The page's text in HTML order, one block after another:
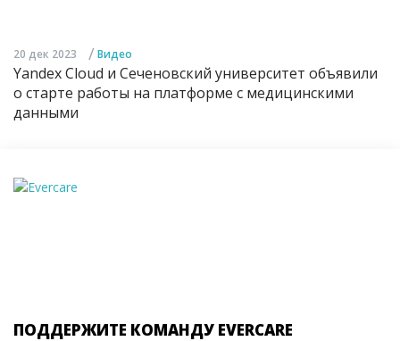
20 дек 2023 / Видео
Yandex Cloud и Сеченовский университет объявили
о старте работы на платформе с медицинскими
данными
ПОДДЕРЖИТЕ КОМАНДУ EVERCARE